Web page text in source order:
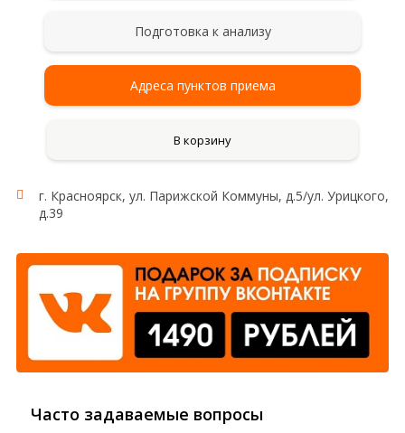
Подготовка к анализу
Адреса пунктов приема
В корзину
г. Красноярск, ул. Парижской Коммуны, д.5/ул. Урицкого,
д.39
Часто задаваемые вопросы